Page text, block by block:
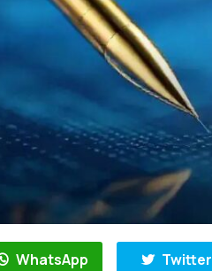
WhatsApp Twitter